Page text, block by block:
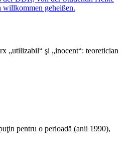
„utilizabil“ şi „inocent“: teoretician
pentru o perioadă (anii 1990),